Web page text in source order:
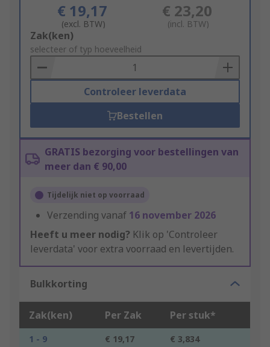
€ 19,17
(excl. BTW)
€ 23,20
(incl. BTW)
Add
to
Basket
Zak(ken)
selecteer of typ hoeveelheid
Controleer leverdata
Bestellen
GRATIS bezorging voor bestellingen van
meer dan € 90,00
Tijdelijk niet op voorraad
Verzending vanaf 16 november 2026
Heeft u meer nodig? Klik op 'Controleer
leverdata' voor extra voorraad en levertijden.
Bulkkorting
Zak(ken) Per Zak Per stuk*
1 - 9 € 19,17
€ 3,834